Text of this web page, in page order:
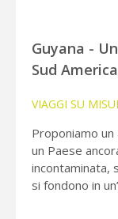
Guyana -
Sud
VIAGGI SU
Proponiamo
un Paese
incontaminata,
si fondono in